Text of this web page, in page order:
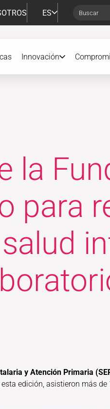
ES Search
Innovación
la
para
y Atención Primaria
edición, asistieron más